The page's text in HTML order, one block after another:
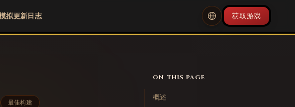
拟更新日志 获取游戏
最佳构建
ON THIS PAGE
概述